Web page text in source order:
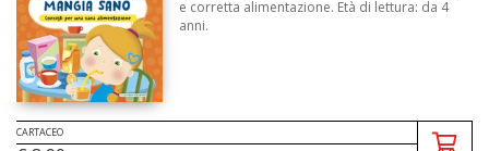
e corretta alimentazione. Età di lettura: da 4
anni.
CARTACEO